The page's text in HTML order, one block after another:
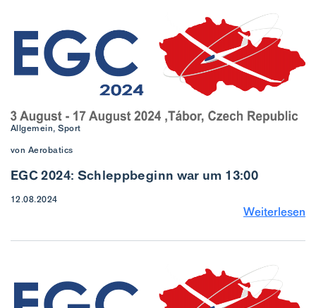
Allgemein, Sport
von Aerobatics
EGC 2024: Schleppbeginn war um 13:00
12.08.2024
Weiterlesen